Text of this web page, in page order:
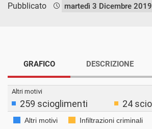
Pubblicato martedì 3 Dicembre 2019
GRAFICO DESCRIZIONE